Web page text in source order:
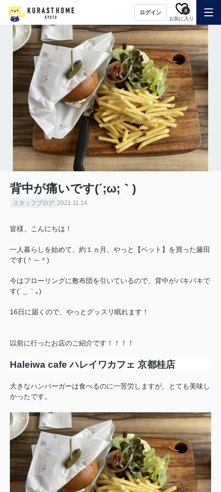
ログイン
お気に入り
0
背中が痛いです(´;ω;｀)
スタッフブログ 2021.11.14
皆様、こんにちは！
一人暮らしを始めて、約１ヵ月、やっと【ベット】を買った藤田
です(＾～＾)
今はフローリングに敷布団を引いているので、背中がバキバキで
す(´＿｀｡)
16日に届くので、やっとグッスリ眠れます！
以前に行ったお店のご紹介です！！！！
Haleiwa cafe ハレイワカフェ 京都桂店
大きなハンバーガーは食べるのに一苦労しますが、とても美味し
かったです。